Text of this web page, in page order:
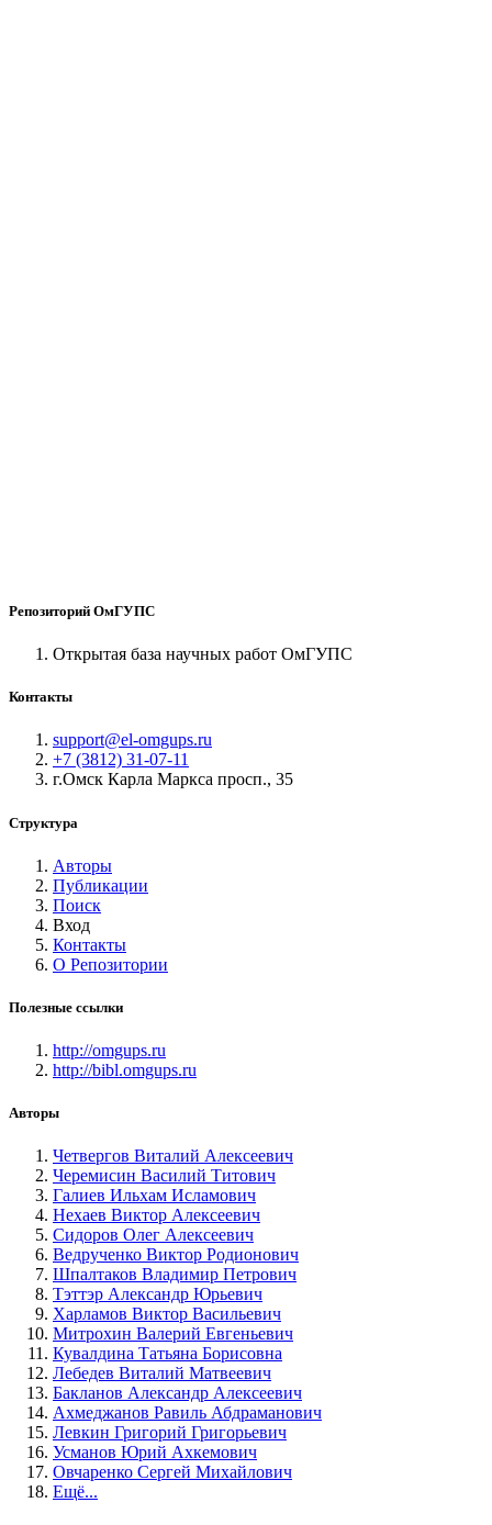
Репозиторий ОмГУПС
Открытая база научных работ ОмГУПС
Контакты
support@el-omgups.ru
+7 (3812) 31-07-11
г.Омск Карла Маркса просп., 35
Структура
Авторы
Публикации
Поиск
Вход
Контакты
О Репозитории
Полезные ссылки
http://omgups.ru
http://bibl.omgups.ru
Авторы
Четвергов Виталий Алексеевич
Черемисин Василий Титович
Галиев Ильхам Исламович
Нехаев Виктор Алексеевич
Сидоров Олег Алексеевич
Ведрученко Виктор Родионович
Шпалтаков Владимир Петрович
Тэттэр Александр Юрьевич
Харламов Виктор Васильевич
Митрохин Валерий Евгеньевич
Кувалдина Татьяна Борисовна
Лебедев Виталий Матвеевич
Бакланов Александр Алексеевич
Ахмеджанов Равиль Абдраманович
Левкин Григорий Григорьевич
Усманов Юрий Ахкемович
Овчаренко Сергей Михайлович
Ещё...